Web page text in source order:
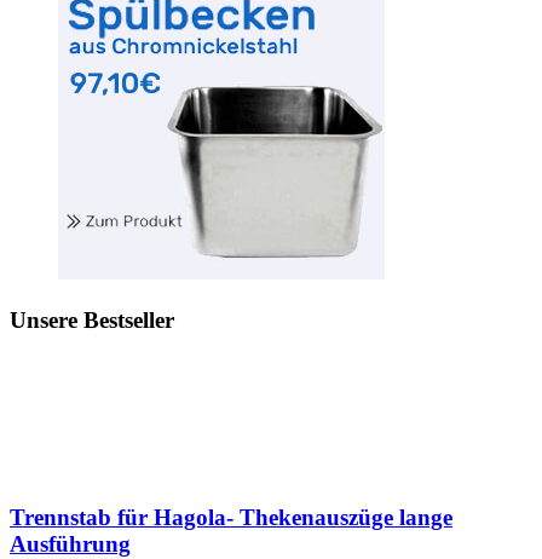
Unsere Bestseller
Trennstab für Hagola- Thekenauszüge lange
Ausführung